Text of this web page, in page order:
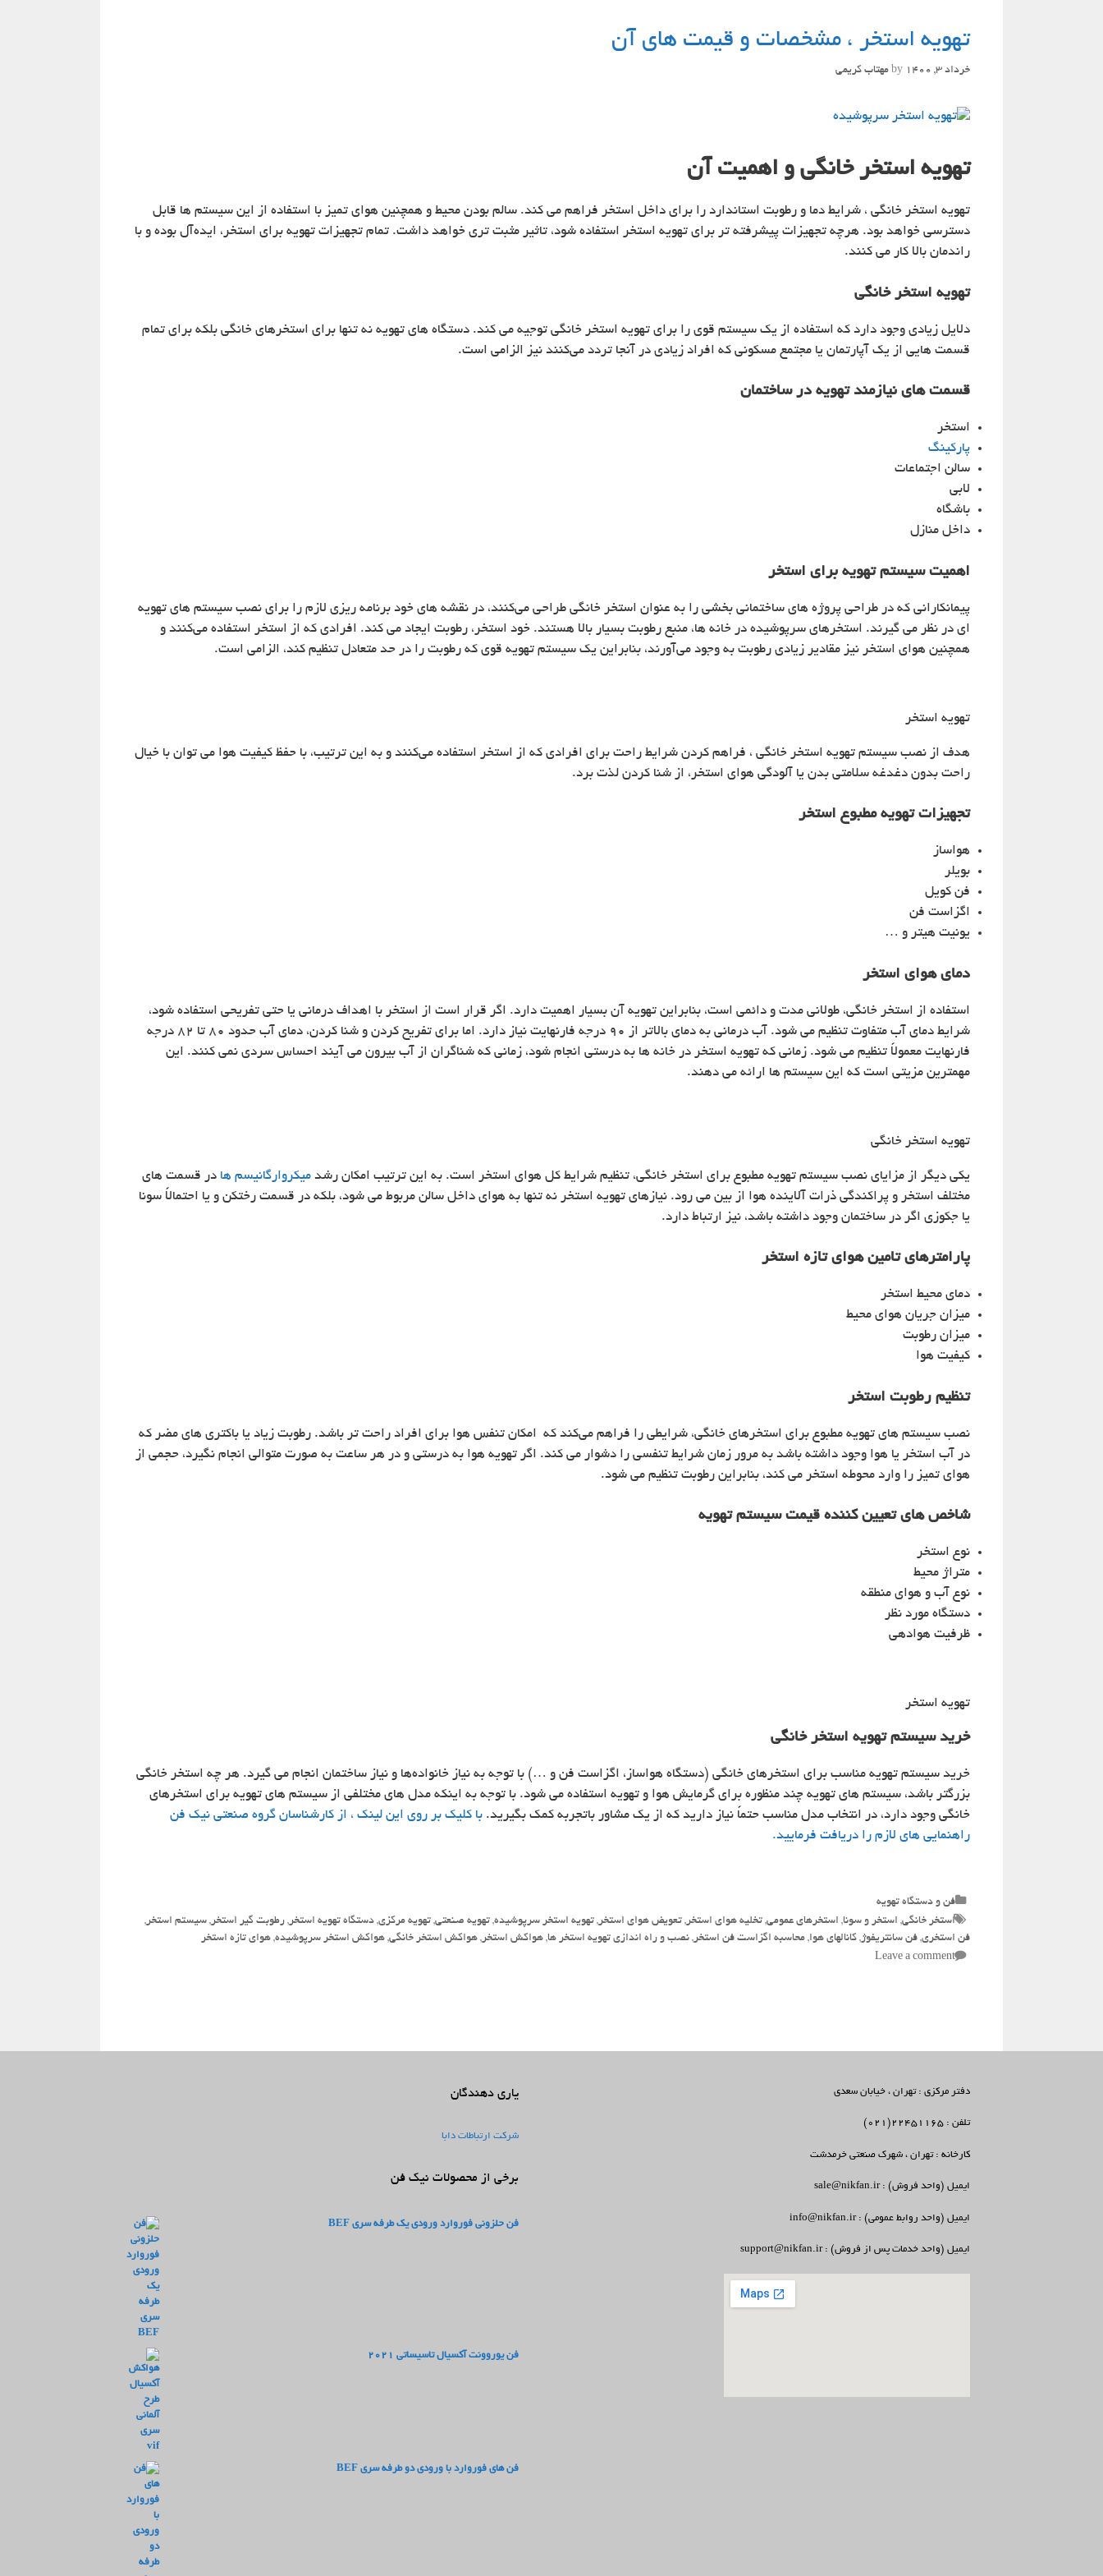
تهویه استخر ، مشخصات و قیمت های آن
خرداد 3, 1400 by مهتاب کریمی
تهویه استخر خانگی و اهمیت آن
تهویه استخر خانگی ، شرایط دما و رطوبت استاندارد را برای داخل استخر فراهم می کند. سالم بودن محیط و همچنین هوای تمیز با استفاده از این سیستم ها قابل
دسترسی خواهد بود. هرچه تجهیزات پیشرفته تر برای تهویه استخر استفاده شود، تاثیر مثبت تری خواهد داشت. تمام تجهیزات تهویه برای استخر، ایده‌آل بوده و با
راندمان بالا کار می کنند.
تهویه استخر خانگی
دلایل زیادی وجود دارد که استفاده از یک سیستم قوی را برای تهویه استخر خانگی توجیه می کند. دستگاه های تهویه نه تنها برای استخرهای خانگی بلکه برای تمام
قسمت هایی از یک آپارتمان یا مجتمع مسکونی که افراد زیادی در آنجا تردد می‌کنند نیز الزامی است.
قسمت های نیازمند تهویه در ساختمان
استخر
پارکینگ
سالن اجتماعات
لابی
باشگاه
داخل منازل
اهمیت سیستم تهویه برای استخر
پیمانکارانی که در طراحی پروژه های ساختمانی بخشی را به عنوان استخر خانگی طراحی می‌کنند، در نقشه های خود برنامه ریزی لازم را برای نصب سیستم های تهویه
ای در نظر می گیرند. استخرهای سرپوشیده در خانه ها، منبع رطوبت بسیار بالا هستند. خود استخر، رطوبت ایجاد می کند. افرادی که از استخر استفاده می‌کنند و
همچنین هوای استخر نیز مقادیر زیادی رطوبت به وجود می‌آورند، بنابراین یک سیستم تهویه قوی که رطوبت را در حد متعادل تنظیم کند، الزامی است.
تهویه استخر
هدف از نصب سیستم تهویه استخر خانگی ، فراهم کردن شرایط راحت برای افرادی که از استخر استفاده می‌کنند و به این ترتیب، با حفظ کیفیت هوا می توان با خیال
راحت بدون دغدغه سلامتی بدن یا آلودگی هوای استخر، از شنا کردن لذت برد.
تجهیزات تهویه مطبوع استخر
هواساز
بویلر
فن کویل
اگزاست فن
یونیت هیتر و …
دمای هوای استخر
استفاده از استخر خانگی، طولانی‌ مدت و دائمی است، بنابراین تهویه آن بسیار اهمیت دارد. اگر قرار است از استخر با اهداف درمانی یا حتی تفریحی استفاده شود،
شرایط دمای آب متفاوت تنظیم می شود. آب درمانی به دمای بالاتر از ۹۰ درجه فارنهایت نیاز دارد. اما برای تفریح کردن و شنا کردن، دمای آب حدود ۸۰ تا ۸۲ درجه
فارنهایت معمولاً تنظیم می شود. زمانی که تهویه استخر در خانه ها به درستی انجام شود، زمانی که شناگران از آب بیرون می آیند احساس سردی نمی کنند. این
مهمترین مزیتی است که این سیستم ها ارائه می دهند.
تهویه استخر خانگی
یکی دیگر از مزایای نصب سیستم تهویه مطبوع برای استخر خانگی، تنظیم شرایط کل هوای استخر است. به این ترتیب امکان رشد میکروارگانیسم ها در قسمت‌ های
مختلف استخر و پراکندگی ذرات آلاینده هوا از بین می رود. نیازهای تهویه استخر نه تنها به هوای داخل سالن مربوط می شود، بلکه در قسمت رختکن و یا احتمالاً سونا
یا جکوزی اگر در ساختمان وجود داشته باشد، نیز ارتباط دارد.
پارامترهای تامین هوای تازه استخر
دمای محیط استخر
میزان جریان هوای محیط
میزان رطوبت
کیفیت هوا
تنظیم رطوبت استخر
نصب سیستم های تهویه مطبوع برای استخرهای خانگی، شرایطی را فراهم می‌کند که امکان تنفس هوا برای افراد راحت تر باشد. رطوبت زیاد یا باکتری های مضر که
در آب استخر یا هوا وجود داشته باشد به مرور زمان شرایط تنفسی را دشوار می کند. اگر تهویه هوا به درستی و در هر ساعت به صورت متوالی انجام نگیرد، حجمی از
هوای تمیز را وارد محوطه استخر می‌ کند، بنابراین رطوبت تنظیم می‌ شود.
شاخص های تعیین کننده قیمت سیستم تهویه
نوع استخر
متراژ محیط
نوع آب و هوای منطقه
دستگاه مورد نظر
ظرفیت هوادهی
تهویه استخر
خرید سیستم تهویه استخر خانگی
خرید سیستم تهویه مناسب برای استخرهای خانگی (دستگاه هواساز، اگزاست فن و …) با توجه به نیاز خانواده‌ها و نیاز ساختمان انجام می گیرد. هر چه استخر خانگی
بزرگتر باشد، سیستم های تهویه چند منظوره برای گرمایش هوا و تهویه استفاده می شود. با توجه به اینکه مدل های مختلفی از سیستم های تهویه برای استخرهای
خانگی وجود دارد، در انتخاب مدل مناسب حتماً نیاز دارید که از یک مشاور باتجربه کمک بگیرید. با کلیک بر روی این لینک ، از کارشناسان گروه صنعتی نیک فن
راهنمایی های لازم را دریافت فرمایید.
Categories
فن و دستگاه تهویه
Tags
استخر خانگی, استخر و سونا, استخرهای عمومی, تخلیه هوای استخر , تعویض هوای استخر , تهویه استخر سرپوشیده, تهویه صنعتی, تهویه مرکزی, دستگاه تهویه استخر , رطوبت گیر استخر , سیستم استخر ,
فن استخری, فن سانتریفوژ, کانالهای هوا, محاسبه اگزاست فن استخر , نصب و راه اندازی تهویه استخر ها, هواکش استخر , هواکش استخر خانگی, هواکش استخر سرپوشیده, هوای تازه استخر
Leave a comment
یاری دهندگان
شرکت ارتباطات دابا
برخی از محصولات نیک فن
فن حلزونی فوروارد ورودی یک طرفه سری BEF
فن یوروونت آکسیال تاسیساتی 2021
فن های فوروارد با ورودی دو طرفه سری BEF
دفتر مرکزی : تهران ، خیابان سعدی
تلفن : 22451165(021)
کارخانه : تهران ، شهرک صنعتی خرمدشت
ایمیل (واحد فروش) : sale@nikfan.ir
ایمیل (واحد روابط عمومی) : info@nikfan.ir
ایمیل (واحد خدمات پس از فروش) : support@nikfan.ir